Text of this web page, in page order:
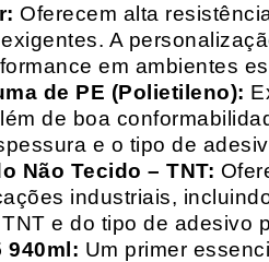
Oferecem alta
A
em ambientes
de PE (Polietileno):
de boa
e o tipo de
Não Tecido – TNT:
industriais,
e do tipo de adesivo
940ml: Um primer